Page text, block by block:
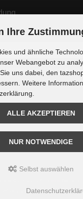
hier oder in Ihrem
eCommerce Shopsoftware ©
Ihre
und ähnliche
Webangebot zu
uns dabei, den
Weitere
ALLE AKZEPTIEREN
NUR NOTWENDIGE
Selbst auswählen